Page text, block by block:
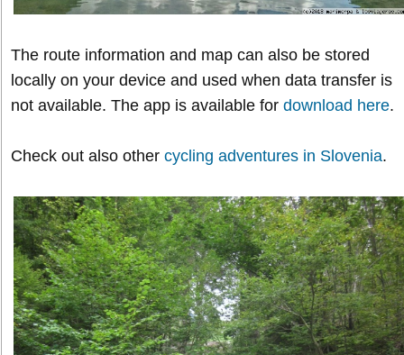
The route information and map can also be stored
locally on your device and used when data transfer is
not available. The app is available for download here.
Check out also other cycling adventures in Slovenia.